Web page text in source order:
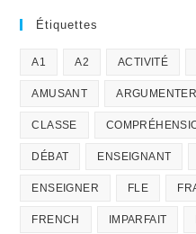
Étiquettes
A1 A2 ACTIVITÉ
AMUSANT ARGUMENTER
CLASSE
DÉBAT ENSEIGNANT
ENSEIGNER FLE
FRENCH IMPARFAIT